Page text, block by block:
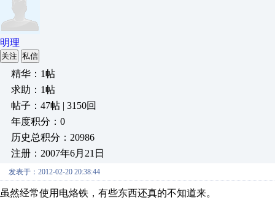
明理
关注 私信
精华：1帖
求助：1帖
帖子：47帖 | 3150回
年度积分：0
历史总积分：20986
注册：2007年6月21日
发表于：2012-02-20 20:38:44
虽然经常使用电烙铁，有些东西还真的不知道来。